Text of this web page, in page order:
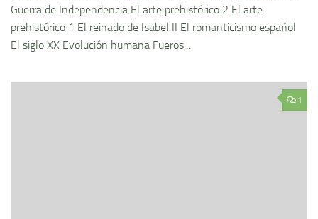
Guerra de Independencia El arte prehistórico 2 El arte
prehistórico 1 El reinado de Isabel II El romanticismo español
El siglo XX Evolución humana Fueros...
1